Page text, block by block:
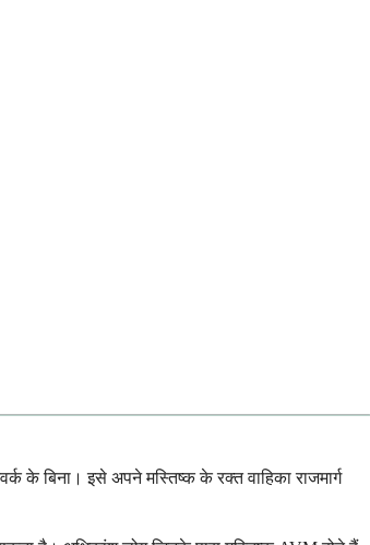
के बिना। इसे अपने मस्तिष्क के रक्त वाहिका राजमार्ग